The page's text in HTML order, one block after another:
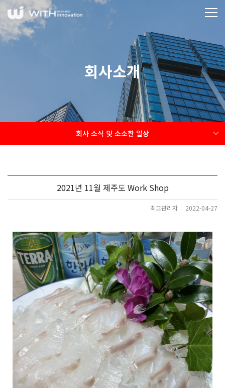
회사소개
회사 소식 및 소소한 일상
2021년 11월 제주도 Work Shop
최고관리자 2022-04-27